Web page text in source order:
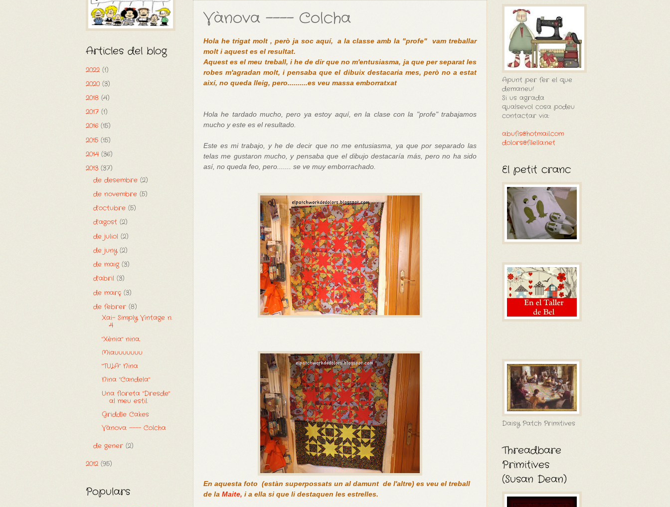
Vànova ---- Colcha
Hola he trigat molt , però ja soc aquí, a la classe amb la "profe" vam treballar
molt i aquest es el resultat.
Aquest es el meu treball, i he de dir que no m'entusiasma, ja que per separat les
robes m'agradan molt, i pensaba que el dibuix destacaria mes, però no a estat
així, no queda lleig, pero..........es veu massa emborratxat
Hola he tardado mucho, pero ya estoy aquí, en la clase con la "profe" trabajamos
mucho y este es el resultado.
Este es mi trabajo, y he de decir que no me entusiasma, ya que por separado las
telas me gustaron mucho, y pensaba que el dibujo destacaría más, pero no ha sido
así, no queda feo, pero....... se ve muy emborrachado.
En aquesta foto (estàn superpossats un al damunt de l'altre) es veu el treball
de la Maite, i a ella si que li destaquen les estrelles.
Articles del blog
2022 (1)
2020 (3)
2018 (4)
2017 (1)
2016 (15)
2015 (15)
2014 (36)
2013 (37)
de desembre(2)
de novembre(5)
d’octubre(5)
d’agost(2)
de juliol(2)
de juny(2)
de maig(3)
d’abril(3)
de març(3)
de febrer(8)
Xai- Simply Vintage n.
4
"Xènia" nina.
Miauuuuuuu
"TULA" Nina
Nina "Candela"
Una floreta "Dresde"
al meu estil.
Griddle Cakes
Vànova ---- Colcha
de gener(2)
2012 (95)
Populars
Apunt per fer el que
demaneu!
Si us agrada
qualsevol cosa podeu
contactar via:
abufis@hotmail.com
dolors@filella.net
El petit cranc
Daisy Patch Primitives
Threadbare
Primitives
(Susan Dean)